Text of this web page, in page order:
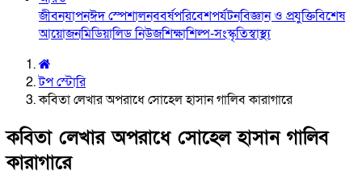
জীবনযাপনঈদ স্পেশালনববর্ষপরিবেশপর্যটনবিজ্ঞান ও প্রযুক্তিবিশেষ
আয়োজনমিডিয়ালিড নিউজশিক্ষাশিল্প-সংস্কৃতিস্বাস্থ্য
টপ স্টোরি
কবিতা লেখার অপরাধে সোহেল হাসান গালিব কারাগারে
কবিতা লেখার অপরাধে সোহেল হাসান গালিব
কারাগারে